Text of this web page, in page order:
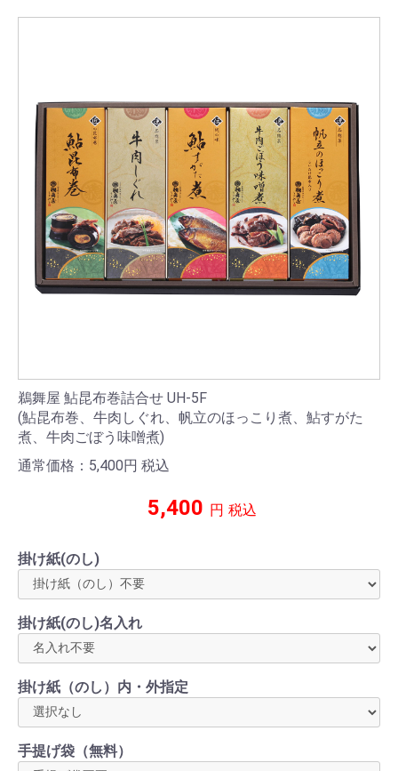
鵜舞屋 鮎昆布巻詰合せ UH-5F
(鮎昆布巻、牛肉しぐれ、帆立のほっこり煮、鮎すがた
煮、牛肉ごぼう味噌煮)
通常価格：5,400円 税込
5,400 円 税込
掛け紙(のし)
掛け紙(のし)名入れ
掛け紙（のし）内・外指定
手提げ袋（無料）